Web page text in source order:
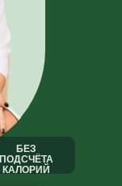
БЕЗ
ПОДСЧЁТА
КАЛОРИЙ